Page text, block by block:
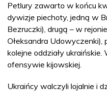
Petlury zawarto w końcu
dywizje piechoty, jedną w
Bezruczki), drugą – w
Ołeksandra
kolejne oddziały ukraińskie.
ofensywie kijowskiej.
Ukraińcy walczyli lojalnie i